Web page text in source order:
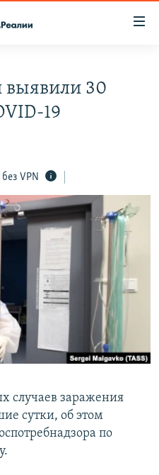
СОПРОТИВЛЕНИЯ
выявили 30
19
VPN
случаев заражения
сутки, об этом
по